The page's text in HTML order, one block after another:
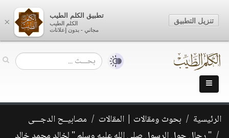
الرئيسية بحوث ومقالات | المقالات
مصابيــح الدجـــى
×
تطبيق الكلم الطيب
الكلم الطيب
مجاني - بدون إعلانات
تنزيل التطبيق